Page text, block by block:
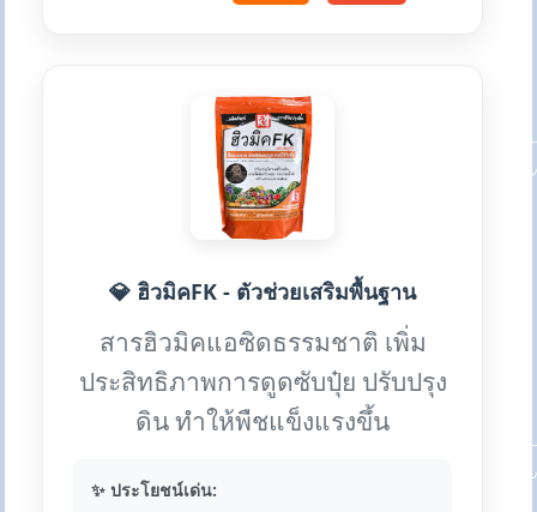
💎 ฮิวมิคFK - ตัวช่วยเสริมพื้นฐาน
สารฮิวมิคแอซิดธรรมชาติ เพิ่ม
ประสิทธิภาพการดูดซับปุ๋ย ปรับปรุง
ดิน ทำให้พืชแข็งแรงขึ้น
✨ ประโยชน์เด่น: